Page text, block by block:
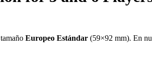
Europeo Estándar (59×92 mm). En